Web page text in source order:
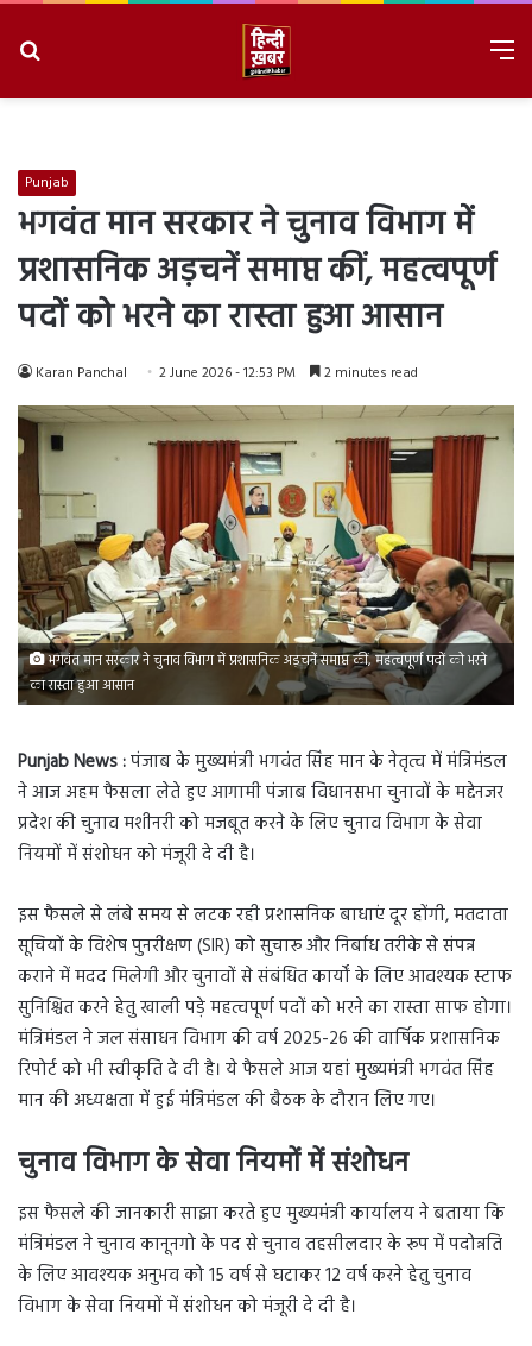
Punjab
भगवंत मान सरकार ने चुनाव विभाग में
प्रशासनिक अड़चनें समाप्त कीं, महत्वपूर्ण
पदों को भरने का रास्ता हुआ आसान
Karan Panchal 2 June 2026 - 12:53 PM 2 minutes read
भगवंत मान सरकार ने चुनाव विभाग में प्रशासनिक अड़चनें समाप्त कीं, महत्वपूर्ण पदों को भरने
का रास्ता हुआ आसान
Punjab News :पंजाब के मुख्यमंत्री भगवंत सिंह मान के नेतृत्व में मंत्रिमंडल
ने आज अहम फैसला लेते हुए आगामी पंजाब विधानसभा चुनावों के मद्देनजर
प्रदेश की चुनाव मशीनरी को मजबूत करने के लिए चुनाव विभाग के सेवा
नियमों में संशोधन को मंजूरी दे दी है।
इस फैसले से लंबे समय से लटक रही प्रशासनिक बाधाएं दूर होंगी, मतदाता
सूचियों के विशेष पुनरीक्षण (SIR) को सुचारू और निर्बाध तरीके से संपन्न
कराने में मदद मिलेगी और चुनावों से संबंधित कार्यों के लिए आवश्यक स्टाफ
सुनिश्चित करने हेतु खाली पड़े महत्वपूर्ण पदों को भरने का रास्ता साफ होगा।
मंत्रिमंडल ने जल संसाधन विभाग की वर्ष 2025-26 की वार्षिक प्रशासनिक
रिपोर्ट को भी स्वीकृति दे दी है। ये फैसले आज यहां मुख्यमंत्री भगवंत सिंह
मान की अध्यक्षता में हुई मंत्रिमंडल की बैठक के दौरान लिए गए।
चुनाव विभाग के सेवा नियमों में संशोधन
इस फैसले की जानकारी साझा करते हुए मुख्यमंत्री कार्यालय ने बताया कि
मंत्रिमंडल ने चुनाव कानूनगो के पद से चुनाव तहसीलदार के रूप में पदोन्नति
के लिए आवश्यक अनुभव को 15 वर्ष से घटाकर 12 वर्ष करने हेतु चुनाव
विभाग के सेवा नियमों में संशोधन को मंजूरी दे दी है।